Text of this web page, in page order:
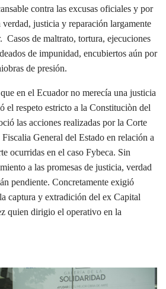
contra las excusas oficiales y por
justicia y reparación largamente
Casos de maltrato, tortura, ejecuciones
de impunidad, encubiertos aún por
de presión.
en el Ecuador no merecía una justicia
el respeto estricto a la Constituciòn del
las acciones realizadas por la Corte
General del Estado en relación a
ocurridas en el caso Fybeca. Sin
a las promesas de justicia, verdad
pendiente. Concretamente exigió
captura y extradición del ex Capital
quien dirigio el operativo en la